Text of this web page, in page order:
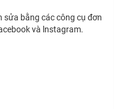
sửa bằng các công cụ đơn
và lnstagram.